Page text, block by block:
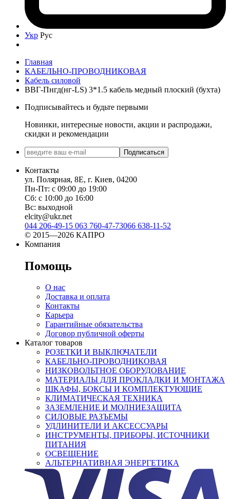
Укр Рус
Главная
КАБЕЛЬНО-ПРОВОДНИКОВАЯ
Кабель силовой
ВВГ-Пнгд(нг-LS) 3*1.5 кабель медный плоский (бухта)
Подписывайтесь и будьте первыми
Новинки, интересные новости, акции и распродажи,
скидки и рекомендации
Подписаться
Контакты
ул. Полярная, 8Е, г. Киев, 04200
Пн-Пт: с 09:00 до 19:00
Сб: с 10:00 до 16:00
Вс: выходной
elcity@ukr.net
044 206-49-15 063 760-47-73066 638-11-52
© 2015—2026 КАПРО
Компания
Помощь
О нас
Доставка и оплата
Контакты
Карьера
Гарантийные обязательства
Договор публичной оферты
Каталог товаров
РОЗЕТКИ И ВЫКЛЮЧАТЕЛИ
КАБЕЛЬНО-ПРОВОДНИКОВАЯ
НИЗКОВОЛЬТНОЕ ОБОРУДОВАНИЕ
МАТЕРИАЛЫ ДЛЯ ПРОКЛАДКИ И МОНТАЖА
ШКАФЫ, БОКСЫ И КОМПЛЕКТУЮЩИЕ
КЛИМАТИЧЕСКАЯ ТЕХНИКА
ЗАЗЕМЛЕНИЕ И МОЛНИЕЗАЩИТА
СИЛОВЫЕ РАЗЪЕМЫ
УДЛИНИТЕЛИ И АКСЕССУАРЫ
ИНСТРУМЕНТЫ, ПРИБОРЫ, ИСТОЧНИКИ
ПИТАНИЯ
ОСВЕЩЕНИЕ
АЛЬТЕРНАТИВНАЯ ЭНЕРГЕТИКА